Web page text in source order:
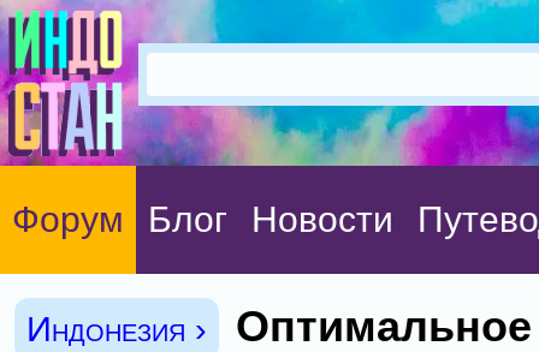
Форум Блог Новости
Индонезия ›
Оптимальное